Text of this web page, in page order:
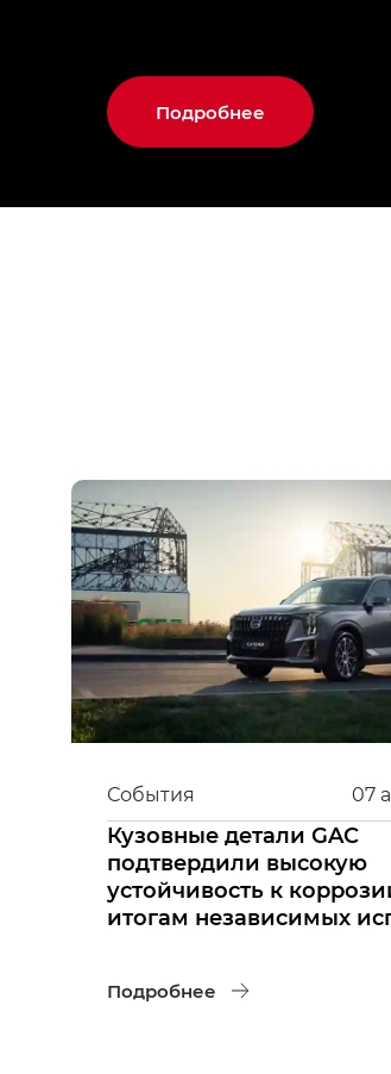
Подробнее
07
События
Кузовные детали GAC
подтвердили высокую
устойчивость к
итогам независимых
Подробнее